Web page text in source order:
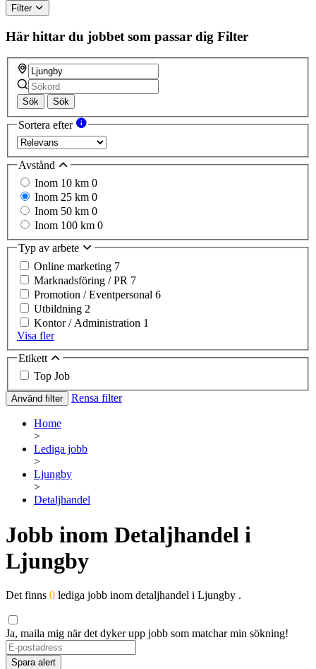
Filter
Här hittar du jobbet som passar dig Filter
Sök Sök
Sortera efter
Avstånd
Inom 10 km 0
Inom 25 km 0
Inom 50 km 0
Inom 100 km 0
Typ av arbete
Online marketing 7
Marknadsföring / PR 7
Promotion / Eventpersonal 6
Utbildning 2
Kontor / Administration 1
Visa fler
Etikett
Top Job
Använd filter Rensa filter
Home
>
Lediga jobb
>
Ljungby
>
Detaljhandel
Jobb inom Detaljhandel i
Ljungby
Det finns 0 lediga jobb inom detaljhandel i Ljungby .
Ja, maila mig när det dyker upp jobb som matchar min sökning!
Spara alert